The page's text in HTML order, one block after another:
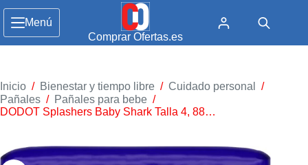
Menú
Comprar Ofertas.es
Inicio / Bienestar y tiempo libre / Cuidado personal
/
Pañales / Pañales para bebe /
DODOT Splashers Baby Shark Talla 4, 88…